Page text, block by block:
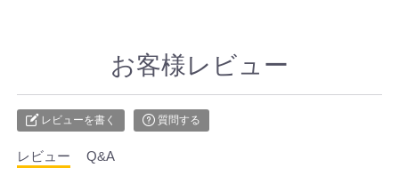
お客様レビュー
レビューを書く 質問する
レビュー Q&A